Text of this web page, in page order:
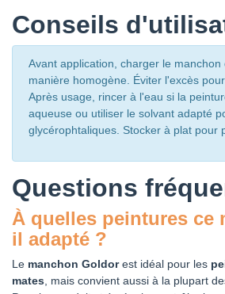
Conseils
Avant application, charger le manchon
manière homogène. Éviter l'excès
Après usage, rincer à l'eau si la
aqueuse ou utiliser le solvant adapté
glycérophtaliques. Stocker à plat pour
Questions
À quelles peintures ce
il adapté ?
Le manchon Goldorest idéal pour les
mates, mais convient aussi à la plupart